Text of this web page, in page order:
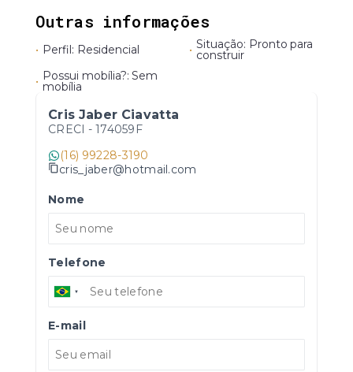
Outras informações
• Perfil: Residencial • Situação: Pronto para
construir
• Possui mobília?: Sem
mobília
Cris Jaber Ciavatta
CRECI - 174059F
(16) 99228-3190
cris_jaber@hotmail.com
Nome
Telefone
E-mail